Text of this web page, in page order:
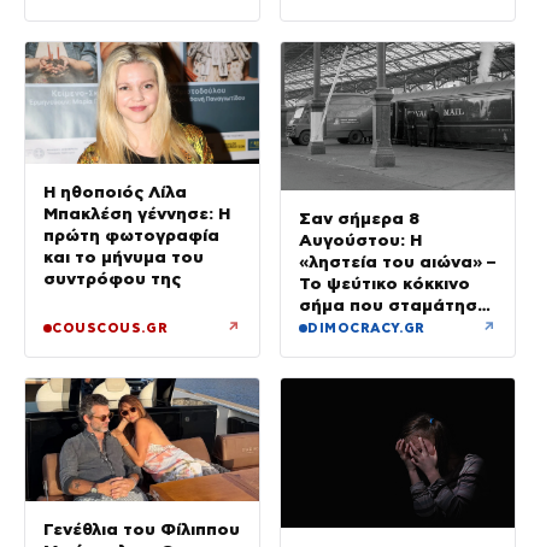
Η ηθοποιός Λίλα
Μπακλέση γέννησε: Η
πρώτη φωτογραφία
και το μήνυμα του
συντρόφου της
COUSCOUS.GR ↗
Σαν σήμερα 8
Αυγούστου: Η
«ληστεία του αιώνα» –
Το ψεύτικο κόκκινο
σήμα που σταμάτησε
τρένο με 2,6 εκατ.
DIMOCRACY.GR ↗
Γενέθλια του Φίλιππου